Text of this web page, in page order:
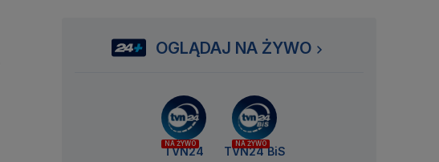
OGLĄDAJ NA ŻYWO
NA ŻYWO
TVN24
NA ŻYWO
TVN24 BiS